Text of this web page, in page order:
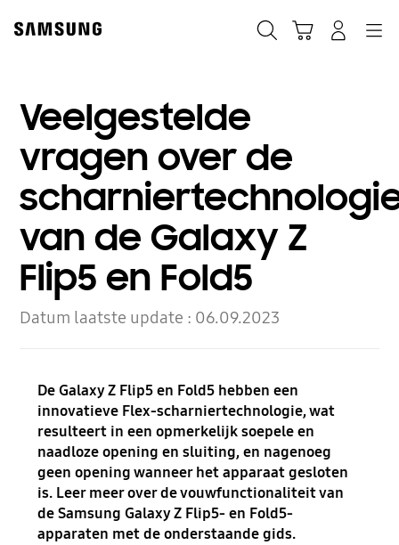
content
Veelgestelde
vragen over de
van de Galaxy Z
Flip5 en Fold5
Datum laatste update : 06.09.2023
De Galaxy Z Flip5 en Fold5 hebben een
innovatieve Flex-scharniertechnologie, wat
resulteert in een opmerkelijk soepele en
naadloze opening en sluiting, en nagenoeg
geen opening wanneer het apparaat gesloten
is. Leer meer over de vouwfunctionaliteit van
de Samsung Galaxy Z Flip5- en Fold5-
apparaten met de onderstaande gids.